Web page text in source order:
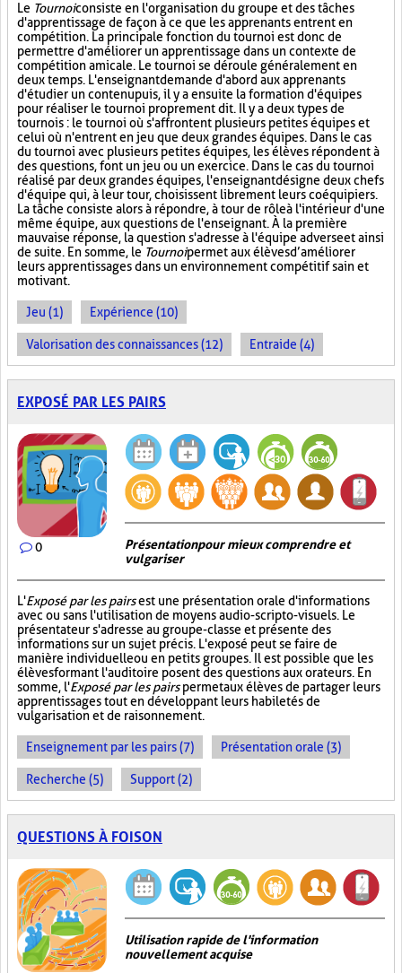
Le Tournoiconsiste en l'organisation du groupe et des tâches
d'apprentissage de façon à ce que les apprenants entrent en
compétition. La principale fonction du tournoi est donc de
permettre d'améliorer un apprentissage dans un contexte de
compétition amicale. Le tournoi se déroule généralement en
deux temps. L'enseignant demande d'abord aux apprenants
d'étudier un contenu puis, il y a ensuite la formation d'équipes
pour réaliser le tournoi proprement dit. Il y a deux types de
tournois : le tournoi où s'affrontent plusieurs petites équipes et
celui où n'entrent en jeu que deux grandes équipes. Dans le cas
du tournoi avec plusieurs petites équipes, les élèves répondent à
des questions, font un jeu ou un exercice. Dans le cas du tournoi
réalisé par deux grandes équipes, l'enseignant désigne deux chefs
d'équipe qui, à leur tour, choisissent librement leurs coéquipiers.
La tâche consiste alors à répondre, à tour de rôle à l'intérieur d'une
même équipe, aux questions de l'enseignant. À la première
mauvaise réponse, la question s'adresse à l'équipe adverse et ainsi
de suite. En somme, le Tournoipermet aux élèves d’améliorer
leurs apprentissages dans un environnement compétitif sain et
motivant.
Jeu (1) Expérience (10)
Valorisation des connaissances (12) Entraide (4)
EXPOSÉ PAR LES PAIRS
0
Présentation pour mieux comprendre et
vulgariser
L'Exposé par les pairsest une présentation orale d'informations
avec ou sans l'utilisation de moyens audio-scripto-visuels. Le
présentateur s'adresse au groupe-classe et présente des
informations sur un sujet précis. L'exposé peut se faire de
manière individuelle ou en petits groupes. Il est possible que les
élèves formant l'auditoire posent des questions aux orateurs. En
somme, l'Exposé par les pairspermet aux élèves de partager leurs
apprentissages tout en développant leurs habiletés de
vulgarisation et de raisonnement.
Enseignement par les pairs (7) Présentation orale (3)
Recherche (5) Support (2)
QUESTIONS À FOISON
Utilisation rapide de l'information
nouvellement acquise